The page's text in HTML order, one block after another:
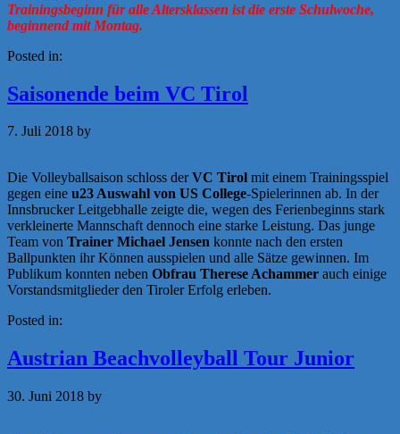
Trainingsbeginn für alle Altersklassen ist die erste Schulwoche,
beginnend mit Montag.
Posted in:
Saisonende beim VC Tirol
7. Juli 2018 by
Die Volleyballsaison schloss derVC Tirol mit einem Trainingsspiel
gegen eine u23 Auswahl von US College-Spielerinnen ab. In der
Innsbrucker Leitgebhalle zeigte die, wegen des Ferienbeginns stark
verkleinerte Mannschaft dennoch eine starke Leistung. Das junge
Team von Trainer Michael Jensen konnte nach den ersten
Ballpunkten ihr Können ausspielen und alle Sätze gewinnen. Im
Publikum konnten neben Obfrau Therese Achammer auch einige
Vorstandsmitglieder den Tiroler Erfolg erleben.
Posted in:
Austrian Beachvolleyball Tour Junior
30. Juni 2018 by